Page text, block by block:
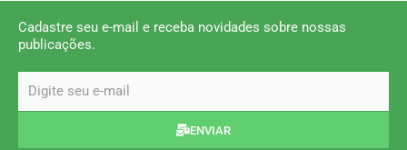
Cadastre seu e-mail e receba novidades sobre nossas
publicações.
ENVIAR